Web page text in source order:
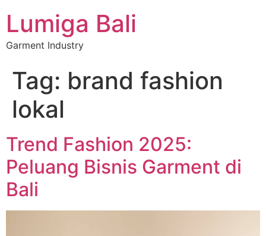
Lumiga Bali
Garment Industry
Tag: brand fashion
lokal
Trend Fashion 2025:
Peluang Bisnis Garment di
Bali